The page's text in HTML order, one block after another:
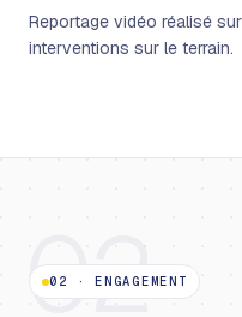
Reportage vidéo réalisé
interventions sur le terrain.
02
02 ·ENGAGEMENT